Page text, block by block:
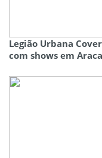
Legião Urbana
com shows em